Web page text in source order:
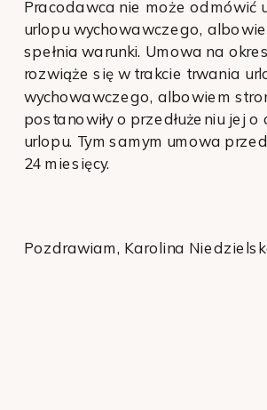
Pracodawca nie może odmówić
urlopu wychowawczego,
spełnia warunki. Umowa na
rozwiąże się w trakcie trwania
wychowawczego, albowiem
postanowiły o przedłużeniu jej o
urlopu. Tym samym umowa
24 miesięcy.
Pozdrawiam, Karolina